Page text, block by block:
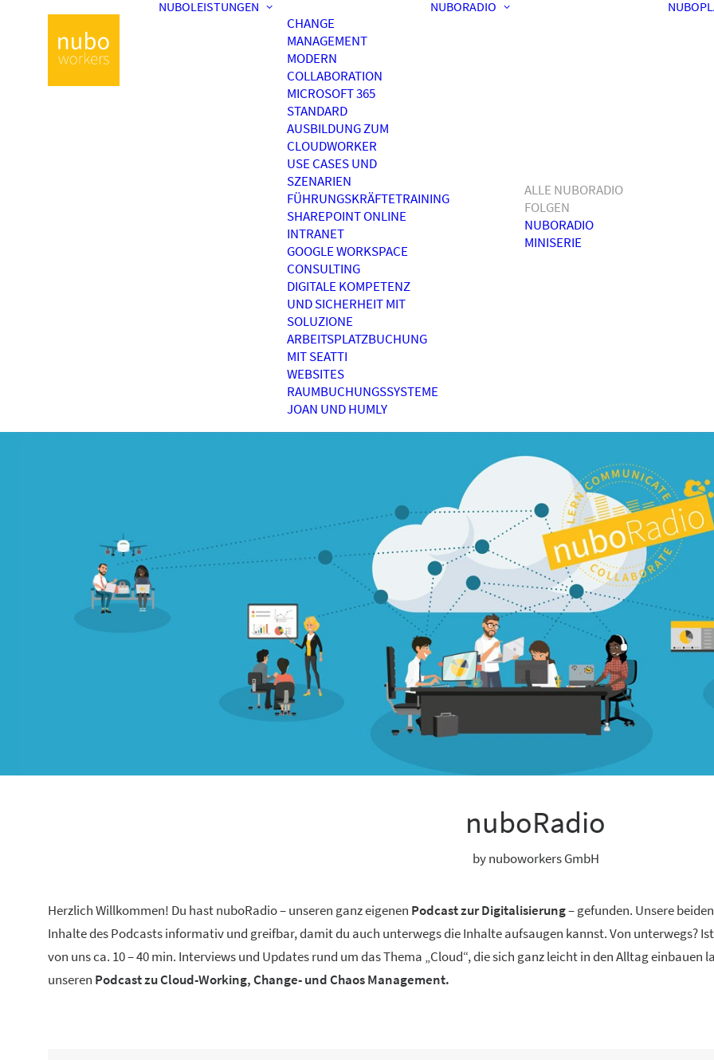
NUBOLEISTUNGEN
CHANGE
MANAGEMENT
MODERN
COLLABORATION
MICROSOFT 365
STANDARD
AUSBILDUNG ZUM
CLOUDWORKER
USE CASES UND
SZENARIEN
FÜHRUNGSKRÄFTETRAINING
SHAREPOINT ONLINE
INTRANET
GOOGLE WORKSPACE
CONSULTING
DIGITALE KOMPETENZ
UND SICHERHEIT MIT
SOLUZIONE
ARBEITSPLATZBUCHUNG
MIT SEATTI
WEBSITES
RAUMBUCHUNGSSYSTEME
JOAN UND HUMLY
NUBORADIO
ALLE NUBORADIO
FOLGEN
NUBORADIO
MINISERIE
nuboRadio
by nuboworkers GmbH
Herzlich Willkommen! Du hast nuboRadio – unseren ganz eigenen Podcast zur Digitalisierung– gefunden. Unsere
Inhalte des Podcasts informativ und greifbar, damit du auch unterwegs die Inhalte aufsaugen kannst. Von unterwegs?
von uns ca. 10 – 40 min. Interviews und Updates rund um das Thema „Cloud“, die sich ganz leicht in den Alltag einbauen
unseren Podcast zu Cloud-Working, Change- und Chaos Management.